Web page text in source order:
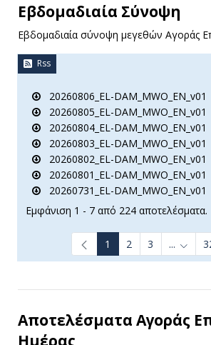
Εβδομαδιαία Σύνοψη
Εβδομαδιαία σύνοψη μεγεθών Αγοράς
Rss
20260806_EL-DAM_MWO_EN_v01
20260805_EL-DAM_MWO_EN_v01
20260804_EL-DAM_MWO_EN_v01
20260803_EL-DAM_MWO_EN_v01
20260802_EL-DAM_MWO_EN_v01
20260801_EL-DAM_MWO_EN_v01
20260731_EL-DAM_MWO_EN_v01
Εμφάνιση 1 - 7 από 224 αποτελέσματα.
1 2 3 ...
Αποτελέσματα Aγοράς
Ημέρας